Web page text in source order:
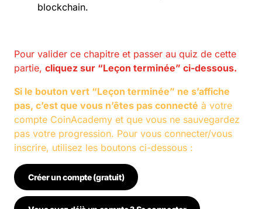
blockchain.
Pour valider ce chapitre et passer au quiz de cette
partie, cliquez sur “Leçon terminée” ci-dessous.
Si le bouton vert “Leçon terminée” ne s’affiche
pas, c’est que vous n’êtes pas connecté à votre
compte CoinAcademy et que vous ne sauvegardez
pas votre progression. Pour vous connecter/vous
inscrire, utilisez les boutons ci-dessous :
Créer un compte (gratuit)